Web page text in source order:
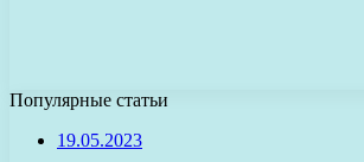
Популярные статьи
19.05.2023